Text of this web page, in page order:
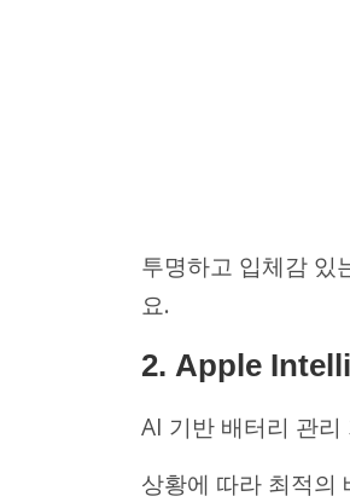
투명하고 입체감 있
요.
2. Apple
AI 기반 배터리 관
상황에 따라 최적의